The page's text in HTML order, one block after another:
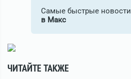
Самые быстрые новости
в Макс
ЧИТАЙТЕ ТАКЖЕ